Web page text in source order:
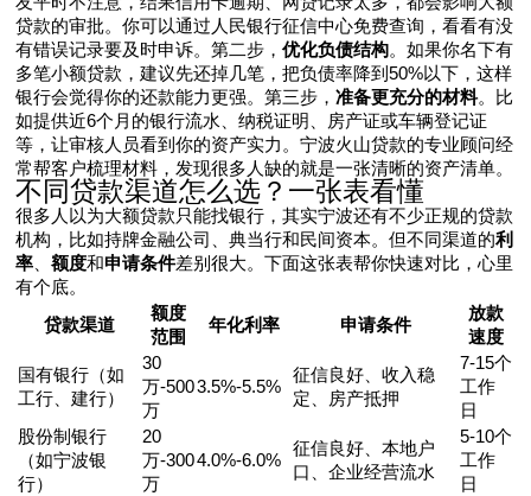
贷款的审批。你可以通过人民银行征信中心免费查询，看看有没
有错误记录要及时申诉。第二步，优化负债结构。如果你名下有
多笔小额贷款，建议先还掉几笔，把负债率降到50%以下，这样
银行会觉得你的还款能力更强。第三步，准备更充分的材料。比
如提供近6个月的银行流水、纳税证明、房产证或车辆登记证
等，让审核人员看到你的资产实力。宁波火山贷款的专业顾问经
常帮客户梳理材料，发现很多人缺的就是一张清晰的资产清单。
不同贷款渠道怎么选？一张表看懂
很多人以为大额贷款只能找银行，其实宁波还有不少正规的贷款
机构，比如持牌金融公司、典当行和民间资本。但不同渠道的利
率、额度和申请条件差别很大。下面这张表帮你快速对比，心里
有个底。
贷款渠道
额度
范围
年化利率 申请条件
放款
速度
国有银行（如
工行、建行）
30
万-500
万
3.5%-5.5%
征信良好、收入稳
定、房产抵押
7-15个
工作
日
股份制银行
（如宁波银
行）
20
万-300
万
4.0%-6.0%
征信良好、本地户
口、企业经营流水
5-10个
工作
日